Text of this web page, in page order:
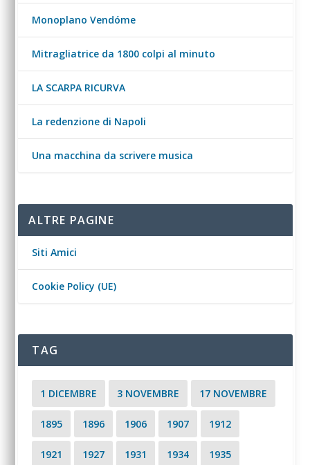
Monoplano Vendóme
Mitragliatrice da 1800 colpi al minuto
LA SCARPA RICURVA
La redenzione di Napoli
Una macchina da scrivere musica
ALTRE PAGINE
Siti Amici
Cookie Policy (UE)
TAG
1 DICEMBRE 3 NOVEMBRE 17 NOVEMBRE
1895 1896 1906 1907 1912
1921 1927 1931 1934 1935